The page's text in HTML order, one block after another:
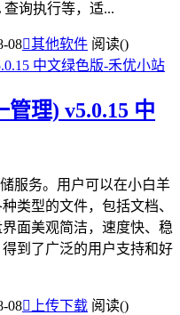
询执行等，适...
08其他软件 阅读()
理) v5.0.15 中
服务。用户可以在小白羊
类型的文件，包括文档、
面美观简洁，速度快、稳
到了广泛的用户支持和好
08 上传下载 阅读()